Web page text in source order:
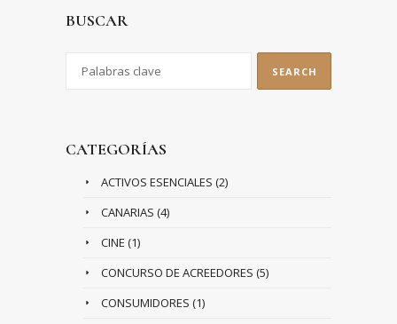
BUSCAR
CATEGORÍAS
ACTIVOS ESENCIALES (2)
CANARIAS (4)
CINE (1)
CONCURSO DE ACREEDORES (5)
CONSUMIDORES (1)